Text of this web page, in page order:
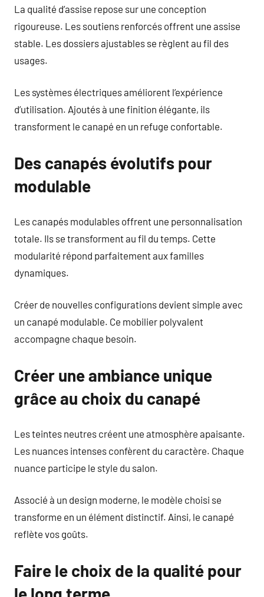
La qualité d’assise repose sur une conception
rigoureuse. Les soutiens renforcés offrent une assise
stable. Les dossiers ajustables se règlent au fil des
usages.
Les systèmes électriques améliorent l’expérience
d’utilisation. Ajoutés à une finition élégante, ils
transforment le canapé en un refuge confortable.
Des canapés évolutifs pour
modulable
Les canapés modulables offrent une personnalisation
totale. Ils se transforment au fil du temps. Cette
modularité répond parfaitement aux familles
dynamiques.
Créer de nouvelles configurations devient simple avec
un canapé modulable. Ce mobilier polyvalent
accompagne chaque besoin.
Créer une ambiance unique
grâce au choix du canapé
Les teintes neutres créent une atmosphère apaisante.
Les nuances intenses confèrent du caractère. Chaque
nuance participe le style du salon.
Associé à un design moderne, le modèle choisi se
transforme en un élément distinctif. Ainsi, le canapé
reflète vos goûts.
Faire le choix de la qualité pour